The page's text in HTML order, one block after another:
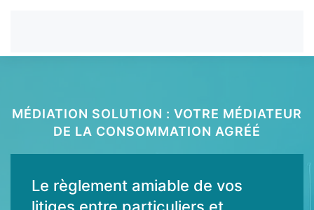
MÉDIATION SOLUTION : VOTRE MÉDIATEUR
DE LA CONSOMMATION AGRÉÉ
Le règlement amiable de vos